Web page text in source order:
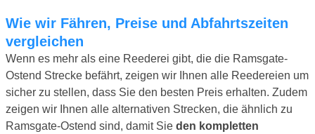
Wie wir Fähren, Preise und Abfahrtszeiten
vergleichen
Wenn es mehr als eine Reederei gibt, die die Ramsgate-
Ostend Strecke befährt, zeigen wir Ihnen alle Reedereien um
sicher zu stellen, dass Sie den besten Preis erhalten. Zudem
zeigen wir Ihnen alle alternativen Strecken, die ähnlich zu
Ramsgate-Ostend sind, damit Sie den kompletten